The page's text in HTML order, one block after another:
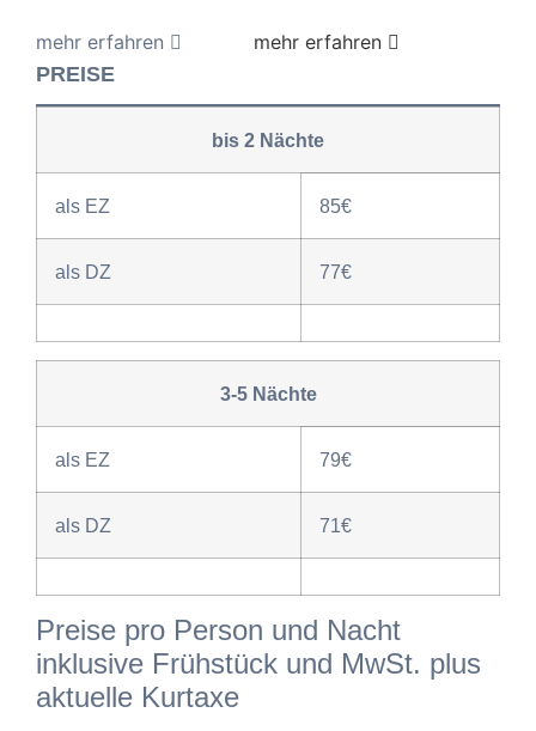
PREISE
bis 2 Nächte
als EZ 85€
als DZ 77€
3-5 Nächte
als EZ 79€
als DZ 71€
Preise pro Person und Nacht
inklusive Frühstück und MwSt. plus
aktuelle Kurtaxe